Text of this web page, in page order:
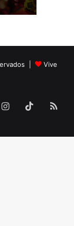
|
Vive
Instagram
TikTok